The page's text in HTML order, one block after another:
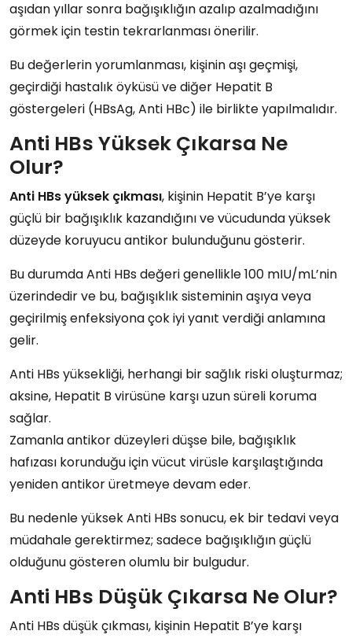
aşıdan yıllar sonra bağışıklığın azalıp azalmadığını
görmek için testin tekrarlanması önerilir.
Bu değerlerin yorumlanması, kişininaşı geçmişi,
geçirdiği hastalık öyküsüvediğer Hepatit B
göstergeleri (HBsAg, Anti HBc) ile birlikte yapılmalıdır.
Anti HBs Yüksek Çıkarsa Ne
Olur?
Anti HBs yüksek çıkması, kişinin Hepatit B’ye karşı
güçlü bir bağışıklık kazandığınıve vücudundayüksek
düzeyde koruyucu antikor bulunduğunu gösterir.
Bu durumdaAnti HBs değeri genellikle 100 mIU/mL’nin
üzerindedirve bu, bağışıklık sistemininaşıya veya
geçirilmiş enfeksiyona çok iyi yanıt verdiğianlamına
gelir.
Anti HBs yüksekliği, herhangi bir sağlık riski oluşturmaz;
aksine, Hepatit B virüsüne karşı uzun süreli koruma
sağlar.
Zamanla antikor düzeyleri düşse bile, bağışıklık
hafızası korunduğu için vücut virüsle karşılaştığında
yeniden antikor üretmeye devam eder.
Bu nedenleyüksek Anti HBs sonucu, ek bir tedavi veya
müdahale gerektirmez; sadece bağışıklığın güçlü
olduğunu gösteren olumlu bir bulgudur.
Anti HBs Düşük Çıkarsa Ne Olur?
Anti HBs düşük çıkması, kişinin Hepatit B’ye karşı